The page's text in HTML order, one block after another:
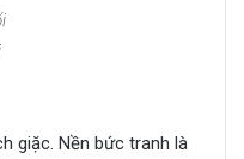
giặc. Nền bức tranh là